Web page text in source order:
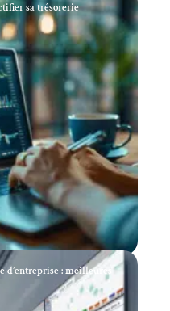
sa trésorerie
: meilleures